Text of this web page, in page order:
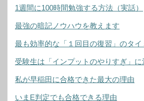
1週間に100時間勉強する方法（実話）
最強の暗記ノウハウを教えます
最も効率的な「１回目の復習」のタイ
受験生は「インプットのやりすぎ」に
私が早稲田に合格できた最大の理由
いまE判定でも合格できる理由